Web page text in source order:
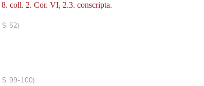
coll. 2. Cor. VI, 2.3. conscripta.
52)
S. 99-100)